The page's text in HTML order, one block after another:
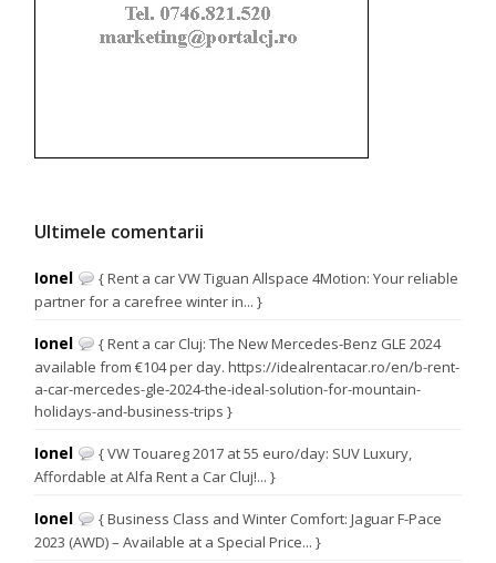
Ultimele comentarii
Ionel
{ Rent a car VW Tiguan Allspace 4Motion: Your reliable
partner for a carefree winter in... }
Ionel
{ Rent a car Cluj: The New Mercedes-Benz GLE 2024
available from €104 per day. https://idealrentacar.ro/en/b-rent-
a-car-mercedes-gle-2024-the-ideal-solution-for-mountain-
holidays-and-business-trips }
Ionel
{ VW Touareg 2017 at 55 euro/day: SUV Luxury,
Affordable at Alfa Rent a Car Cluj!... }
Ionel
{ Business Class and Winter Comfort: Jaguar F-Pace
2023 (AWD) – Available at a Special Price... }